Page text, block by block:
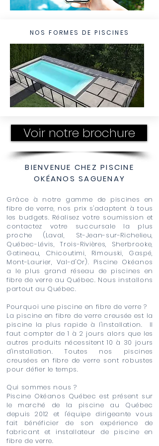
NOS FORMES DE PISCINES
Voir notre brochure
BIENVENUE CHEZ PISCINE
OKÉANOS SAGUENAY
Grâce à notre gamme de piscines en
fibre de verre, nos prix s'adaptent à tous
les budgets. Réalisez votre soumission et
contactez votre succursale la plus
proche (Laval, St-Jean-sur-Richelieu,
Québec-Lévis, Trois-Rivières, Sherbrooke,
Gatineau, Chicoutimi, Rimouski, Gaspé,
Mont-Laurier, Val-d'Or). Piscine Okéanos
a le plus grand réseau de piscines en
fibre de verre au Québec. Nous installons
partout au Québec.
Pourquoi une piscine en fibre de verre ?
La piscine en fibre de verre creusée est la
piscine la plus rapide à l'installation. Il
faut compter de 1 à 2 jours alors que les
autres produits nécessitent 10 à 30 jours
d'installation. Toutes nos piscines
creusées en fibre de verre sont robustes
pour défier le temps.
Qui sommes nous ?
Piscine Okéanos Québec est présent sur
le marché de la piscine au Québec
depuis 2012 et l'équipe dirigeante vous
fait bénéficier de son expérience de
fabricant et installateur de piscine en
fibre de verre.